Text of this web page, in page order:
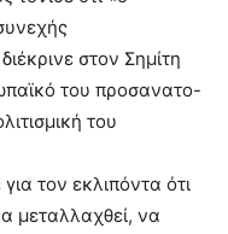
στον Σημίτη
του προσανατο-
του
τον εκλιπόντα ότι
μεταλλαχθεί, να